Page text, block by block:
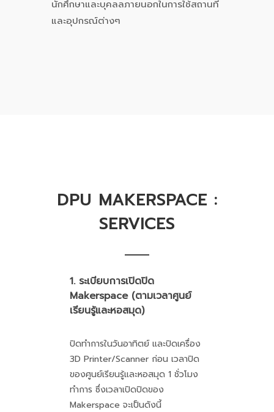
นักศึกษาและบุคลลภายนอกในการใช้สถานที่
และอุปกรณ์ต่างๆ
DPU MAKERSPACE :
SERVICES
1. ระเบียบการเปิดปิด
Makerspace (ตามเวลาศูนย์
เรียนรู้และหอสมุด)
ปิดทำการในวันอาทิตย์ และปิดเครื่อง
3D Printer/Scanner ก่อน เวลาปิด
ของศูนย์เรียนรู้และหอสมุด 1 ชั่วโมง
ทำการ ซึ่งเวลาเปิดปิดของ
Makerspace จะเป็นดังนี้